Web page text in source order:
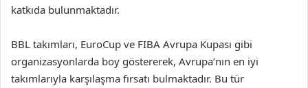
katkıda bulunmaktadır.
BBL takımları, EuroCup ve FIBA Avrupa Kupası gibi
organizasyonlarda boy göstererek, Avrupa’nın en iyi
takımlarıyla karşılaşma fırsatı bulmaktadır. Bu tür